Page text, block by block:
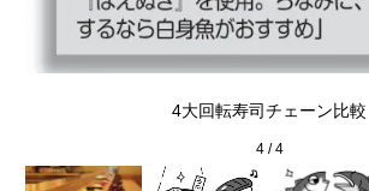
4大回転寿司チェーン比較
4/4